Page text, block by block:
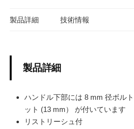
製品詳細 技術情報
製品詳細
ハンドル下部には 8 mm 径ボル
ット (13 mm） が付いています
リストリーシュ付